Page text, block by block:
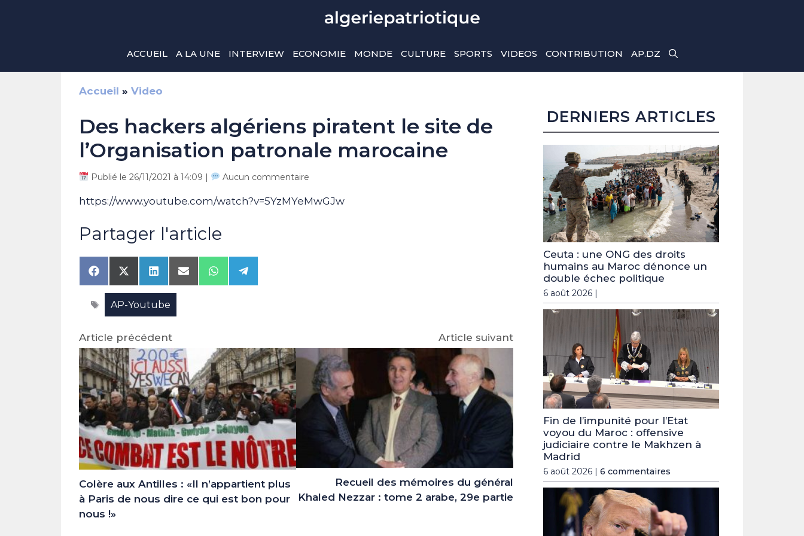
ACCUEIL A LA UNE INTERVIEW ECONOMIE MONDE CULTURE SPORTS VIDEOS CONTRIBUTION AP.DZ
Accueil » Video
Des hackers algériens piratent le site de
l’Organisation patronale marocaine
Publié le 26/11/2021 à 14:09 | Aucun commentaire
https://www.youtube.com/watch?v=5YzMYeMwGJw
Partager l'article
Share
on
Facebook
Share
on
X
(Twitter)
Share
on
LinkedIn
Share
on
Share
on
Share
on
Étiquettes
AP-Youtube
Article précédent
Colère aux Antilles : «Il n’appartient plus
à Paris de nous dire ce qui est bon pour
nous !»
Article suivant
Recueil des mémoires du général
Khaled Nezzar : tome 2 arabe, 29e partie
DERNIERS ARTICLES
Ceuta : une ONG des droits
humains au Maroc dénonce un
double échec politique
6 août 2026 |
Fin de l’impunité pour l’Etat
voyou du Maroc : offensive
judiciaire contre le Makhzen à
Madrid
6 août 2026 | 6 commentaires